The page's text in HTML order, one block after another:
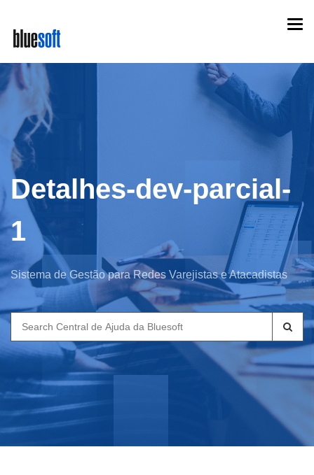
main
content
Detalhes-dev-parcial-
1
Sistema de Gestão para Redes Varejistas e Atacadistas
Search
for: